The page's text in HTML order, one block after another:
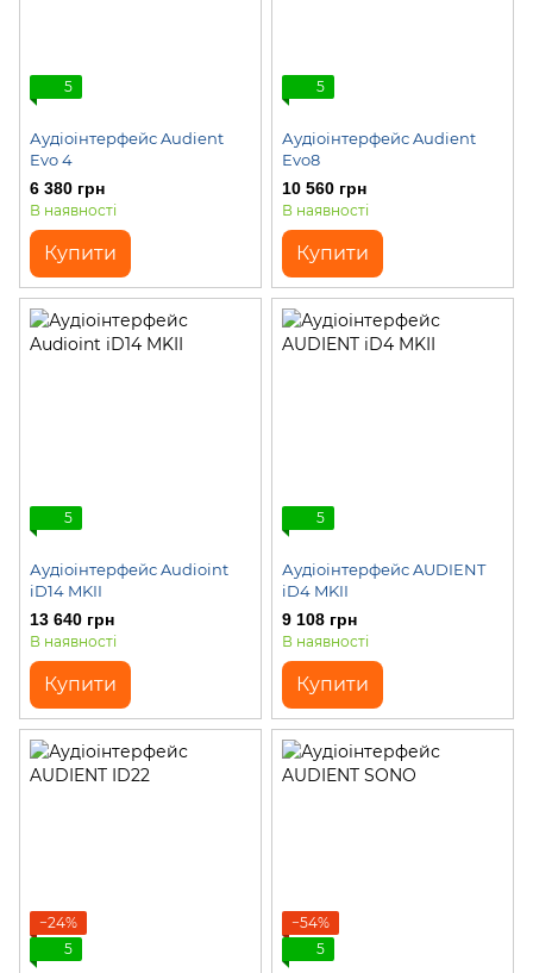
5
Аудіоінтерфейс Audient
Evo 4
6 380 грн
В наявності
Купити
5
Аудіоінтерфейс Audient
Evo8
10 560 грн
В наявності
Купити
5
Аудіоінтерфейс Audioint
iD14 MKII
13 640 грн
В наявності
Купити
5
Аудіоінтерфейс AUDIENT
iD4 MKII
9 108 грн
В наявності
Купити
−24%
5
−54%
5